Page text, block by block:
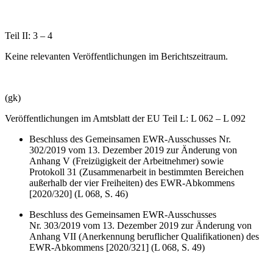
Teil II: 3 – 4
Keine relevanten Veröffentlichungen im Berichtszeitraum.
(gk)
Veröffentlichungen im Amtsblatt der EU Teil L: L 062 – L 092
Beschluss des Gemeinsamen EWR-Ausschusses Nr.
302/2019 vom 13. Dezember 2019 zur Änderung von
Anhang V (Freizügigkeit der Arbeitnehmer) sowie
Protokoll 31 (Zusammenarbeit in bestimmten Bereichen
außerhalb der vier Freiheiten) des EWR-Abkommens
[2020/320] (L 068, S. 46)
Beschluss des Gemeinsamen EWR-Ausschusses
Nr. 303/2019 vom 13. Dezember 2019 zur Änderung von
Anhang VII (Anerkennung beruflicher Qualifikationen) des
EWR-Abkommens [2020/321] (L 068, S. 49)